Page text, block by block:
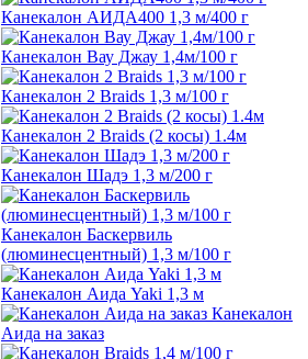
Канекалон АИДА400 1,3 м/400 г
Канекалон Вау Джау 1,4м/100 г
Канекалон 2 Braids 1,3 м/100 г
Канекалон 2 Braids (2 косы) 1.4м
Канекалон Шадэ 1,3 м/200 г
Канекалон Баскервиль
(люминесцентный) 1,3 м/100 г
Канекалон Аида Yaki 1,3 м
Канекалон
Аида на заказ